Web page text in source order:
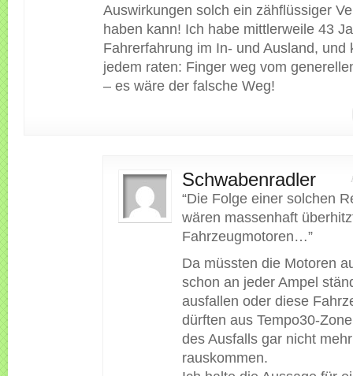
Auswirkungen solch ein zähflüssiger
haben kann! Ich habe mittlerweile 43
Fahrerfahrung im In- und Ausland, und
jedem raten: Finger weg vom
– es wäre der falsche Weg!
Schwabenradler
“Die Folge einer solchen
wären massenhaft
Fahrzeugmotoren…”
Da müssten die Motoren
schon an jeder Ampel
ausfallen oder diese
dürften aus Tempo30-
des Ausfalls gar nicht mehr
rauskommen.